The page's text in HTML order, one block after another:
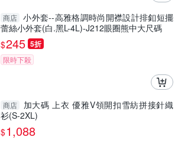
商店 小外套--高雅格調時尚開襟設計排釦短擺
蕾絲小外套(白.黑L-4L)-J212眼圈熊中大尺碼
$245 5折
限時下殺
商店
加大碼 上衣 優雅V領開扣雪紡拼接針織
衫(S-2XL)
$1,088